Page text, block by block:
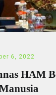
6, 2022
HAM